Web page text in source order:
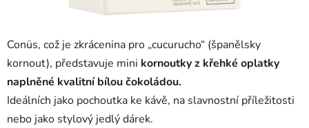
Conüs, což je zkrácenina pro „cucurucho“ (španělsky
kornout), představuje mini kornoutky z křehké oplatky
naplněné kvalitní bílou čokoládou.
Ideálních jako pochoutka ke kávě, na slavnostní příležitosti
nebo jako stylový jedlý dárek.